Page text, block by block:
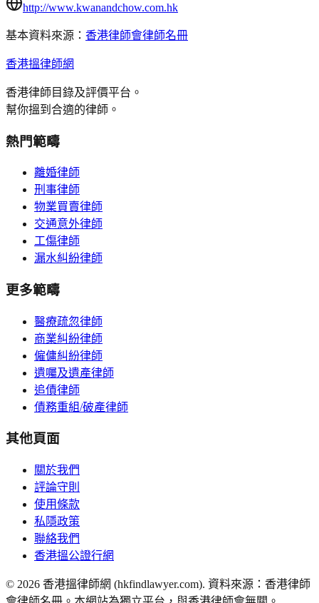
http://www.kwanandchow.com.hk
基本資料來源： 香港律師會律師名冊
香港搵律師網
香港律師目錄及評價平台。
幫你搵到合適的律師。
熱門範疇
離婚律師
刑事律師
物業買賣律師
交通意外律師
工傷律師
漏水糾紛律師
更多範疇
醫療疏忽律師
商業糾紛律師
僱傭糾紛律師
遺囑及遺產律師
追債律師
債務重組/破產律師
其他頁面
關於我們
評論守則
使用條款
私隱政策
聯絡我們
香港搵公證行網
© 2026 香港搵律師網 (hkfindlawyer.com). 資料來源：香港律師